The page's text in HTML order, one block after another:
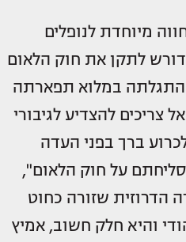
מיוחדת לנופלים
לתקן את חוק הלאום
במלוא תפארתה
צריכים להצדיע לגיבורי
ברך בפני העדה
על חוק הלאום",
הדרוזית שזורה כחוט
והיא חלק חשוב, אמיץ